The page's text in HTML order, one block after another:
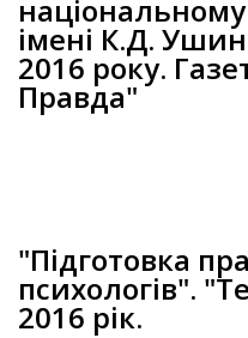
національному
імені К.Д.
2016 року.
Правда"
"Підготовка
психологів".
2016 рік.